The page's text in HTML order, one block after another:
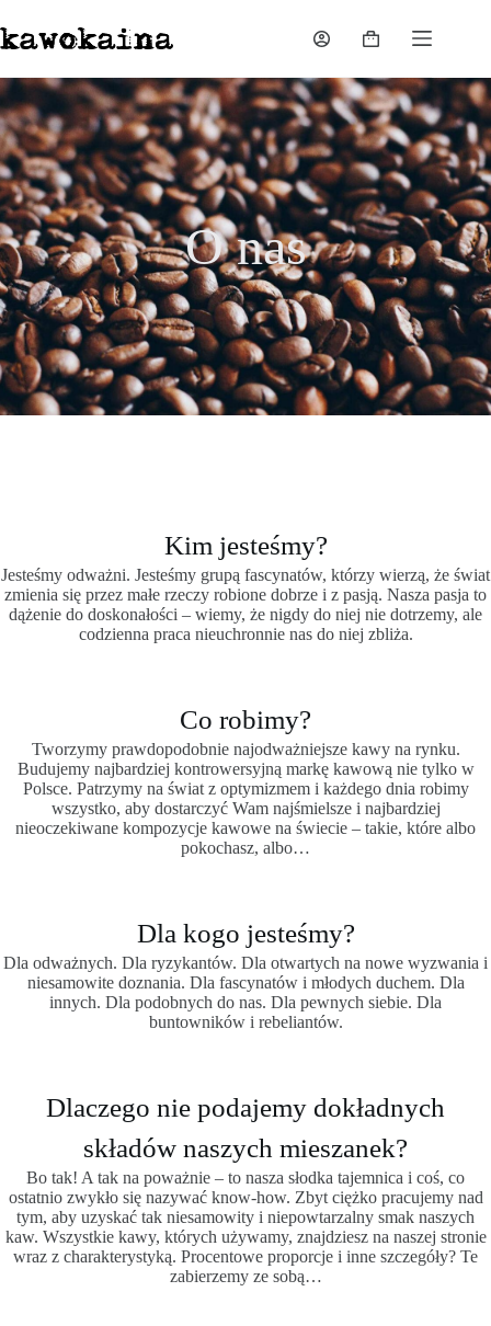
O nas
Kim jesteśmy?
Jesteśmy odważni. Jesteśmy grupą fascynatów, którzy wierzą, że świat
zmienia się przez małe rzeczy robione dobrze i z pasją. Nasza pasja to
dążenie do doskonałości – wiemy, że nigdy do niej nie dotrzemy, ale
codzienna praca nieuchronnie nas do niej zbliża.
Co robimy?
Tworzymy prawdopodobnie najodważniejsze kawy na rynku.
Budujemy najbardziej kontrowersyjną markę kawową nie tylko w
Polsce. Patrzymy na świat z optymizmem i każdego dnia robimy
wszystko, aby dostarczyć Wam najśmielsze i najbardziej
nieoczekiwane kompozycje kawowe na świecie – takie, które albo
pokochasz, albo…
Dla kogo jesteśmy?
Dla odważnych. Dla ryzykantów. Dla otwartych na nowe wyzwania i
niesamowite doznania. Dla fascynatów i młodych duchem. Dla
innych. Dla podobnych do nas. Dla pewnych siebie. Dla
buntowników i rebeliantów.
Dlaczego nie podajemy dokładnych
składów naszych mieszanek?
Bo tak! A tak na poważnie – to nasza słodka tajemnica i coś, co
ostatnio zwykło się nazywać know-how. Zbyt ciężko pracujemy nad
tym, aby uzyskać tak niesamowity i niepowtarzalny smak naszych
kaw. Wszystkie kawy, których używamy, znajdziesz na naszej stronie
wraz z charakterystyką. Procentowe proporcje i inne szczegóły? Te
zabierzemy ze sobą…